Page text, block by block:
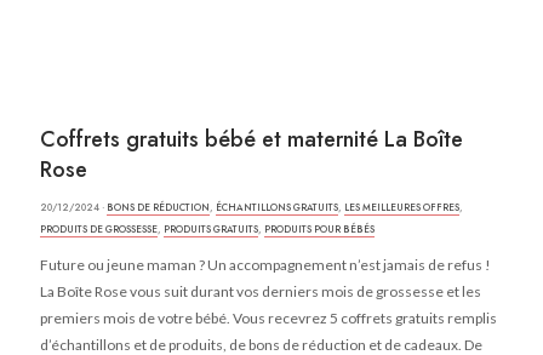
Coffrets gratuits bébé et maternité La Boîte
Rose
20/12/2024 · BONS DE RÉDUCTION, ÉCHANTILLONS GRATUITS, LES MEILLEURES OFFRES,
PRODUITS DE GROSSESSE, PRODUITS GRATUITS, PRODUITS POUR BÉBÉS
Future ou jeune maman ? Un accompagnement n’est jamais de refus !
La Boîte Rose vous suit durant vos derniers mois de grossesse et les
premiers mois de votre bébé. Vous recevrez 5 coffrets gratuits remplis
d’échantillons et de produits, de bons de réduction et de cadeaux. De